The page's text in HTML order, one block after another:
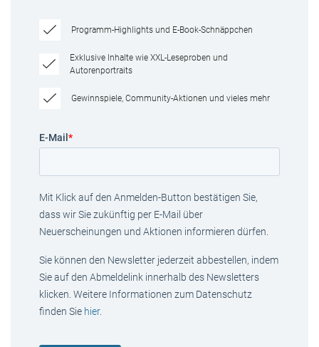
Programm-Highlights und E-Book-Schnäppchen
Exklusive Inhalte wie XXL-Leseproben und
Autorenportraits
Gewinnspiele, Community-Aktionen und vieles mehr
E-Mail *
Mit Klick auf den Anmelden-Button bestätigen Sie,
dass wir Sie zukünftig per E-Mail über
Neuerscheinungen und Aktionen informieren dürfen.
Sie können den Newsletter jederzeit abbestellen, indem
Sie auf den Abmeldelink innerhalb des Newsletters
klicken. Weitere Informationen zum Datenschutz
finden Sie hier.